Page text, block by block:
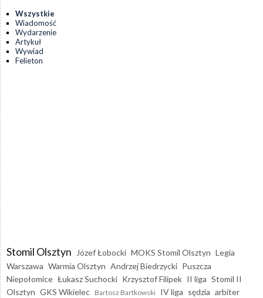
Wszystkie
Wiadomość
Wydarzenie
Artykuł
Wywiad
Felieton
Stomil Olsztyn Józef Łobocki MOKS Stomil Olsztyn Legia
Warszawa Warmia Olsztyn Andrzej Biedrzycki Puszcza
Niepołomice Łukasz Suchocki Krzysztof Filipek II liga Stomil II
Olsztyn GKS Wikielec Bartosz Bartkowski IV liga sędzia arbiter